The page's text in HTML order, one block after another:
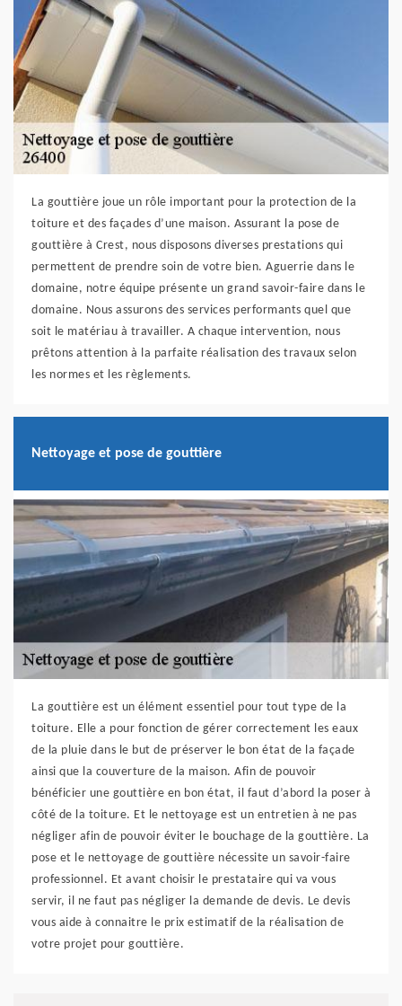
La gouttière joue un rôle important pour la protection de la
toiture et des façades d’une maison. Assurant la pose de
gouttière à Crest, nous disposons diverses prestations qui
permettent de prendre soin de votre bien. Aguerrie dans le
domaine, notre équipe présente un grand savoir-faire dans le
domaine. Nous assurons des services performants quel que
soit le matériau à travailler. A chaque intervention, nous
prêtons attention à la parfaite réalisation des travaux selon
les normes et les règlements.
Nettoyage et pose de gouttière
La gouttière est un élément essentiel pour tout type de la
toiture. Elle a pour fonction de gérer correctement les eaux
de la pluie dans le but de préserver le bon état de la façade
ainsi que la couverture de la maison. Afin de pouvoir
bénéficier une gouttière en bon état, il faut d’abord la poser à
côté de la toiture. Et le nettoyage est un entretien à ne pas
négliger afin de pouvoir éviter le bouchage de la gouttière. La
pose et le nettoyage de gouttière nécessite un savoir-faire
professionnel. Et avant choisir le prestataire qui va vous
servir, il ne faut pas négliger la demande de devis. Le devis
vous aide à connaitre le prix estimatif de la réalisation de
votre projet pour gouttière.